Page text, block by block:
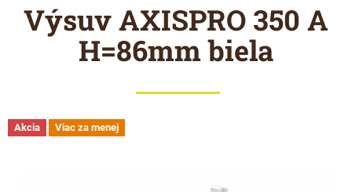
Výsuv AXISPRO 350 A
H=86mm biela
Akcia Viac za menej